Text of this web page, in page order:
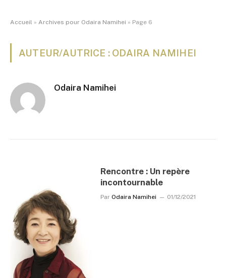
Accueil » Archives pour Odaira Namihei » Page 6
AUTEUR/AUTRICE : ODAIRA NAMIHEI
Odaira Namihei
Rencontre : Un repère
incontournable
Par Odaira Namihei 01/12/2021